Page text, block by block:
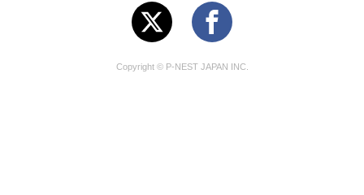
Copyright © P-NEST JAPAN INC.